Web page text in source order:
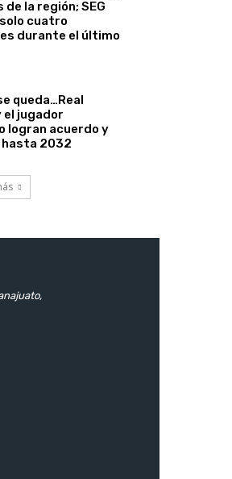
de la región; SEG
cuatro
durante el último
queda…Real
el jugador
logran acuerdo y
hasta 2032